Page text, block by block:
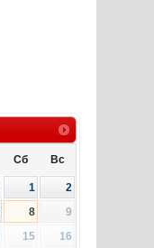
Сб Вс
1
2
8
9
15
16